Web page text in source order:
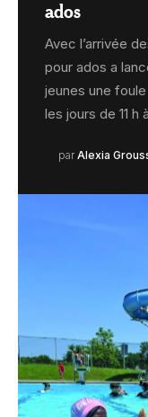
ados
Avec l’arrivée
pour ados a
jeunes une
les jours de 11 h
par Alexia